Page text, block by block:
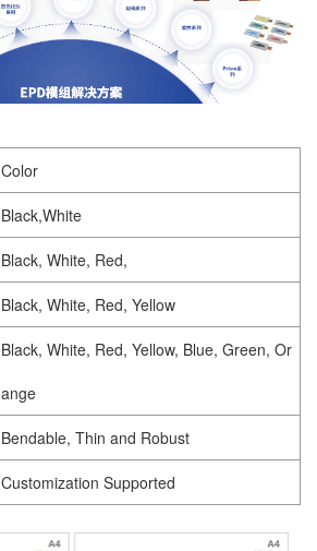
Color
Black,White
Black, White, Red,
Black, White, Red, Yellow
Black, White, Red, Yellow, Blue, Green, Or
ange
Bendable, Thin and Robust
Customization Supported